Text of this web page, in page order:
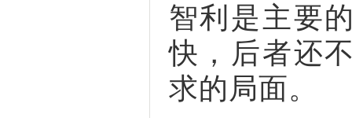
智利是主要
快，后者还
求的局面。